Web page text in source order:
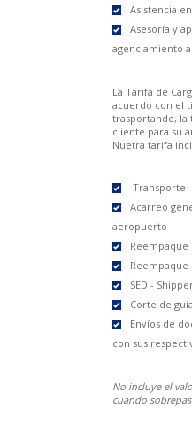
Asistencia
Asesoría y
agenciamiento
La Tarifa de
acuerdo con el
trasportando, la
cliente para su
Nuetra tarifa
Transporte
Acarreo
aeropuerto
Reempaque
Reempaque
SED -
Corte de guía
Envíos de
con sus
No incluye el
cuando